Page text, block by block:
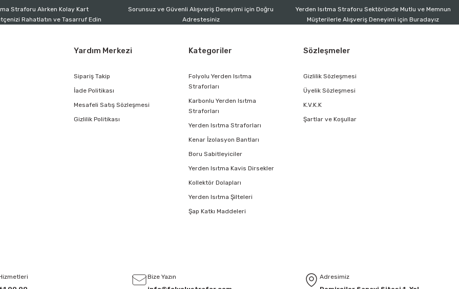
Straforu Alırken Kolay Kart
Rahatlatın ve Tasarruf Edin
Sorunsuz ve Güvenli Alışveriş Deneyimi için Doğru
Adrestesiniz
Yerden Isıtma Straforu Sektöründe Mutlu ve Memnun
Müşterilerle Alışveriş Deneyimi için Buradayız
Yardım Merkezi
Sipariş Takip
İade Politikası
Mesafeli Satış Sözleşmesi
Gizlilik Politikası
Kategoriler
Folyolu Yerden Isıtma
Straforları
Karbonlu Yerden Isıtma
Straforları
Yerden Isıtma Straforları
Kenar İzolasyon Bantları
Boru Sabitleyiciler
Yerden Isıtma Kavis Dirsekler
Kollektör Dolapları
Yerden Isıtma Şilteleri
Şap Katkı Maddeleri
Sözleşmeler
Gizlilik Sözleşmesi
Üyelik Sözleşmesi
K.V.K.K
Şartlar ve Koşullar
Bize Yazın
Adresimiz